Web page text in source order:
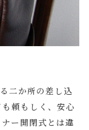
二か所の差し込
頼もしく、安心
ー開閉式とは違